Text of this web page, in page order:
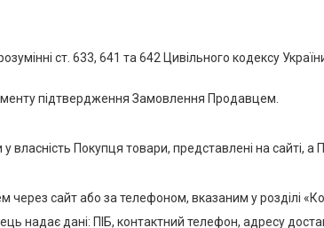
ст. 633, 641 та 642 Цивільного кодексу
підтвердження Замовлення Продавцем.
власність Покупця товари, представлені на сайті, а
сайт або за телефоном, вказаним у розділі
надає дані: ПІБ, контактний телефон, адресу